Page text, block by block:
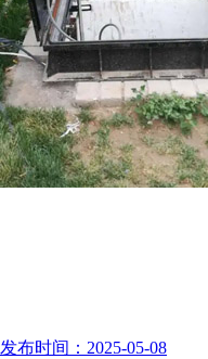
发布时间：2025-05-08